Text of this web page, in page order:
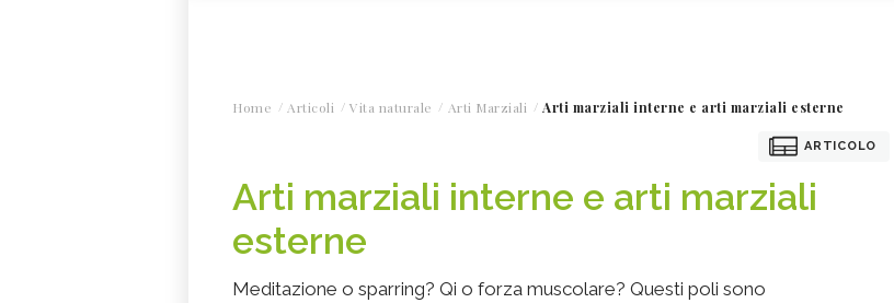
Home Articoli Vita naturale Arti Marziali Arti marziali interne e arti marziali esterne
ARTICOLO
Arti marziali interne e arti marziali
esterne
Meditazione o sparring? Qi o forza muscolare? Questi poli sono